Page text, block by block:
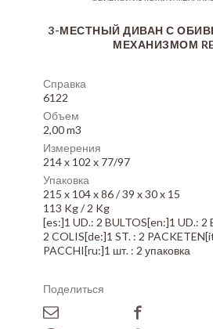
3-МЕСТНЫЙ ДИВАН С
МЕХАНИЗМОМ
Справка
6122
Объем
2,00 m3
Измерения
214 x 102 x 77/97
Упаковка
215 x 104 x 86 / 39 x 30 x 15
113 Kg / 2 Kg
[es:]1 UD.: 2 BULTOS[en:]1 UD.: 2
2 COLIS[de:]1 ST. : 2
PACCHI[ru:]1 шт. : 2 упаковка
Поделиться